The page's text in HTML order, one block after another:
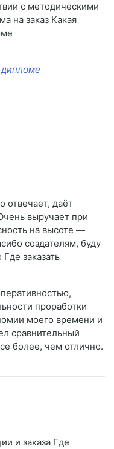
с методическими
на заказ Какая
дипломе
отвечает, даёт
выручает при
на высоте —
создателям, буду
заказать
проработки
моего времени и
сравнительный
более, чем отлично.
и заказа Где